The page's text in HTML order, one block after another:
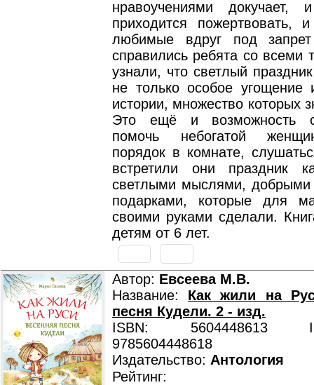
нравоучениями докучает,
приходится пожертвовать,
любимые вдруг под
справились ребята со всеми
узнали, что светлый
не только особое угощение
истории, множество которых
Это ещё и возможность
помочь небогатой
порядок в комнате,
встретили они праздник
светлыми мыслями, добрыми
подарками, которые для
своими руками сделали.
детям от 6 лет.
Автор: Евсеева М.В.
Название: Как жили на
песня Кудели. 2 - изд.
ISBN: 5604448613
9785604448618
Издательство: Антология
Рейтинг: